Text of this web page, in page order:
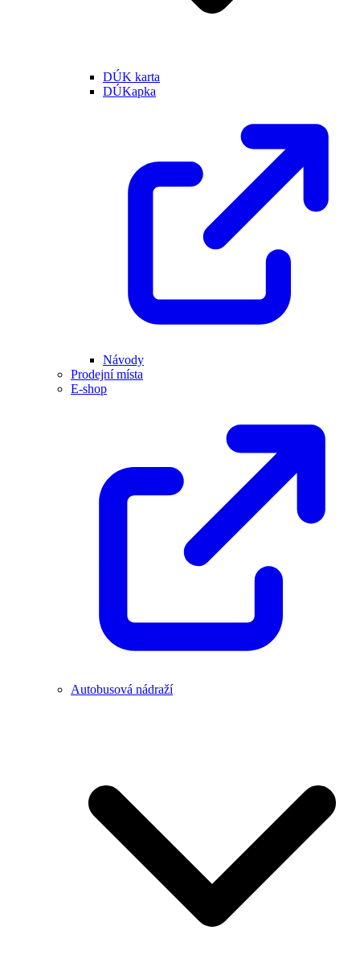
DÚK karta
DÚKapka
Návody
Prodejní místa
E-shop
Autobusová nádraží